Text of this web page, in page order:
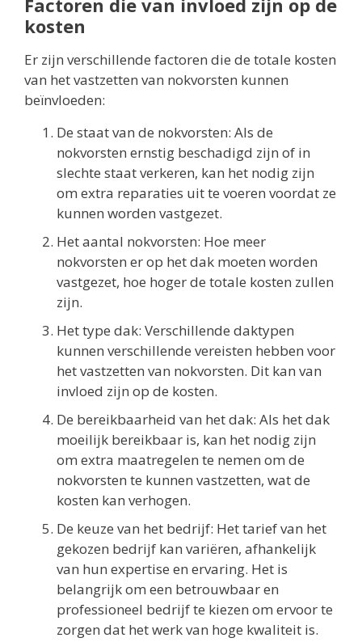
Factoren die van invloed zijn op de
kosten
Er zijn verschillende factoren die de totale kosten
van het vastzetten van nokvorsten kunnen
beïnvloeden:
De staat van de nokvorsten: Als de
nokvorsten ernstig beschadigd zijn of in
slechte staat verkeren, kan het nodig zijn
om extra reparaties uit te voeren voordat ze
kunnen worden vastgezet.
Het aantal nokvorsten: Hoe meer
nokvorsten er op het dak moeten worden
vastgezet, hoe hoger de totale kosten zullen
zijn.
Het type dak: Verschillende daktypen
kunnen verschillende vereisten hebben voor
het vastzetten van nokvorsten. Dit kan van
invloed zijn op de kosten.
De bereikbaarheid van het dak: Als het dak
moeilijk bereikbaar is, kan het nodig zijn
om extra maatregelen te nemen om de
nokvorsten te kunnen vastzetten, wat de
kosten kan verhogen.
De keuze van het bedrijf: Het tarief van het
gekozen bedrijf kan variëren, afhankelijk
van hun expertise en ervaring. Het is
belangrijk om een betrouwbaar en
professioneel bedrijf te kiezen om ervoor te
zorgen dat het werk van hoge kwaliteit is.